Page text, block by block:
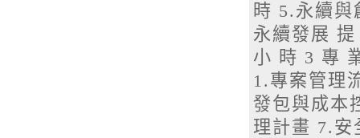
時 5.永續
永續發展
小 時 3 專
1.專案管理
發包與成本
理計畫 7.